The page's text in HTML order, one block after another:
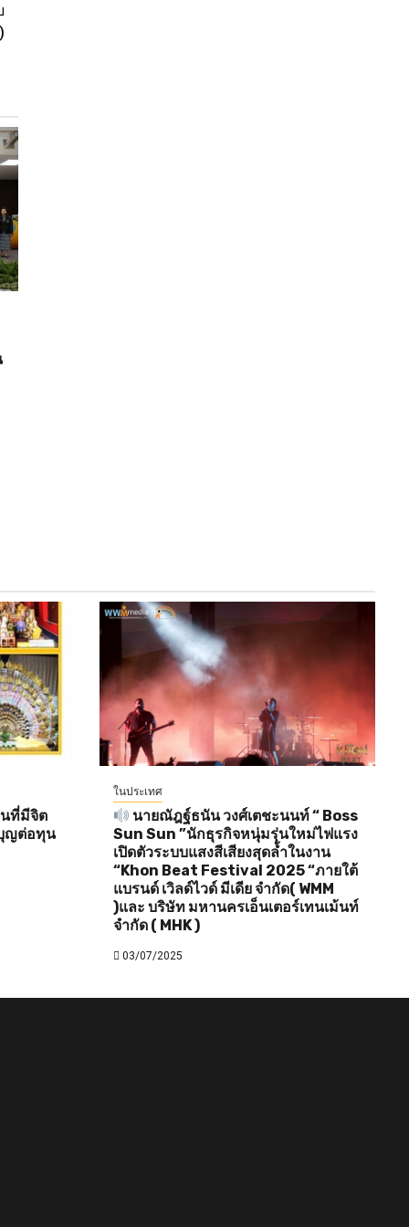
ที่มีจิต
ญต่อทุน
ในประเทศ
นายณัฎฐ์ธนัน วงศ์เตชะนนท์ “ Boss
Sun Sun ”นักธุรกิจหนุ่มรุ่นใหม่ไฟแรง
เปิดตัวระบบแสงสีเสียงสุดล้ำในงาน
“Khon Beat Festival 2025 “ภายใต้
แบรนด์ เวิลด์ไวด์ มีเดีย จำกัด( WMM
)และ บริษัท มหานครเอ็นเตอร์เทนเม้นท์
จำกัด ( MHK )
03/07/2025